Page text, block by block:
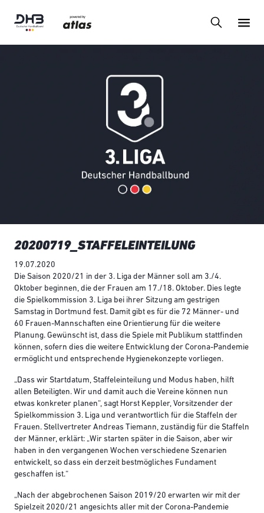
20200719_STAFFELEINTEILUNG
19.07.2020
Die Saison 2020/21 in der 3. Liga der Männer soll am 3./4.
Oktober beginnen, die der Frauen am 17./18. Oktober. Dies legte
die Spielkommission 3. Liga bei ihrer Sitzung am gestrigen
Samstag in Dortmund fest. Damit gibt es für die 72 Männer- und
60 Frauen-Mannschaften eine Orientierung für die weitere
Planung. Gewünscht ist, dass die Spiele mit Publikum stattfinden
können, sofern dies die weitere Entwicklung der Corona-Pandemie
ermöglicht und entsprechende Hygienekonzepte vorliegen.
„Dass wir Startdatum, Staffeleinteilung und Modus haben, hilft
allen Beteiligten. Wir und damit auch die Vereine können nun
etwas konkreter planen“, sagt Horst Keppler, Vorsitzender der
Spielkommission 3. Liga und verantwortlich für die Staffeln der
Frauen. Stellvertreter Andreas Tiemann, zuständig für die Staffeln
der Männer, erklärt: „Wir starten später in die Saison, aber wir
haben in den vergangenen Wochen verschiedene Szenarien
entwickelt, so dass ein derzeit bestmögliches Fundament
geschaffen ist.“
„Nach der abgebrochenen Saison 2019/20 erwarten wir mit der
Spielzeit 2020/21 angesichts aller mit der Corona-Pandemie